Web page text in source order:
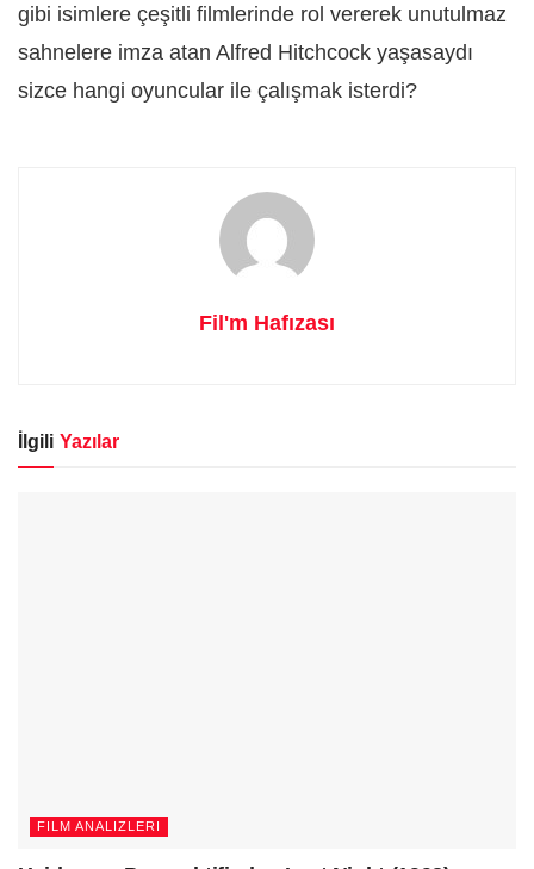
gibi isimlere çeşitli filmlerinde rol vererek unutulmaz
sahnelere imza atan Alfred Hitchcock yaşasaydı
sizce hangi oyuncular ile çalışmak isterdi?
Fil'm Hafızası
İlgili Yazılar
FILM ANALIZLERI